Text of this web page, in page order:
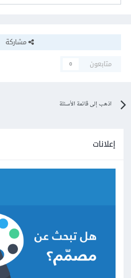
مشاركة
متابعون
0
اذهب إلى قائمة الأسئلة
إعلانات